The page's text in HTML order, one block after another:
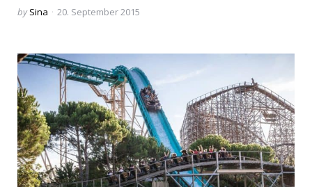
Posted
by Sina 20. September 2015